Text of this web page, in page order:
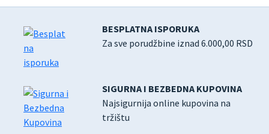
BESPLATNA ISPORUKA
Za sve porudžbine iznad 6.000,00 RSD
SIGURNA I BEZBEDNA KUPOVINA
Najsigurnija online kupovina na
tržištu